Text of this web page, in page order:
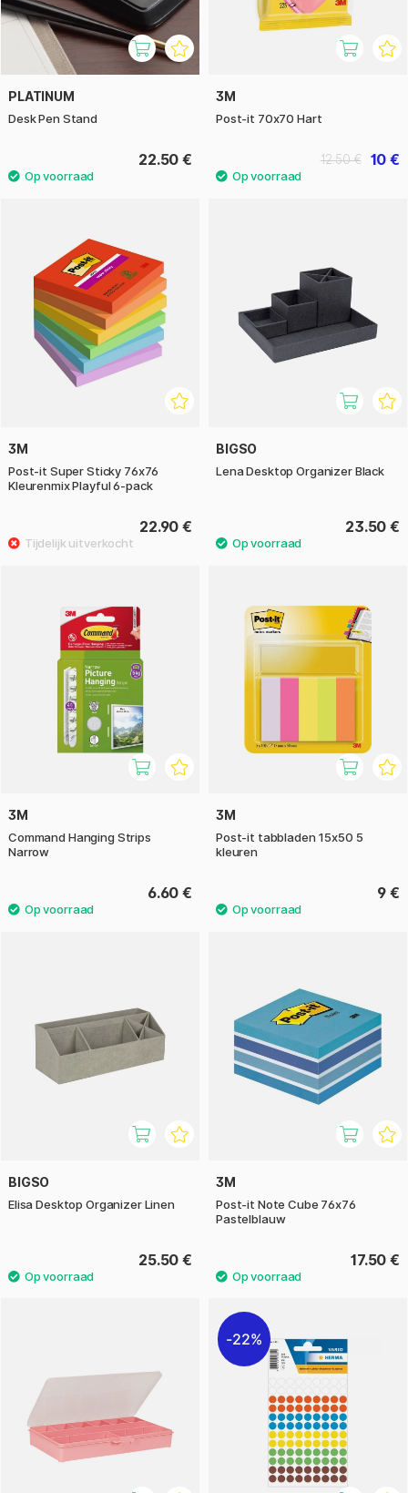
PLATINUM
Desk Pen Stand
22.50 €
3M
Post-it 70x70 Hart
10 €
12.50 €
3M
Post-it Super Sticky 76x76
Kleurenmix Playful 6-pack
22.90 €
BIGSO
Lena Desktop Organizer Black
23.50 €
3M
Command Hanging Strips
Narrow
6.60 €
3M
Post-it tabbladen 15x50 5
kleuren
9 €
BIGSO
Elisa Desktop Organizer Linen
25.50 €
3M
Post-it Note Cube 76x76
Pastelblauw
17.50 €
22%